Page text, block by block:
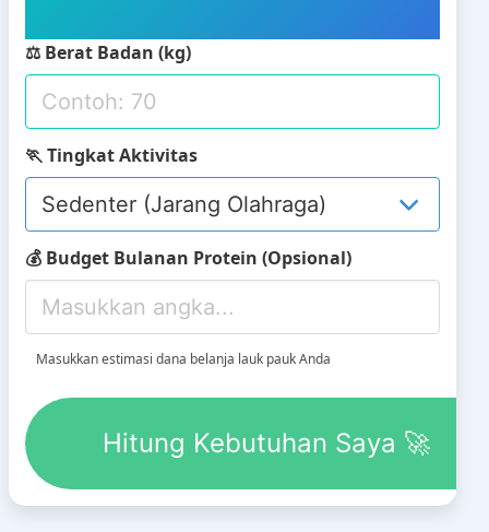
⚖ Berat Badan (kg)
🏃 Tingkat Aktivitas
💰 Budget Bulanan Protein (Opsional)
Masukkan estimasi dana belanja lauk pauk Anda
Hitung Kebutuhan Saya 🚀